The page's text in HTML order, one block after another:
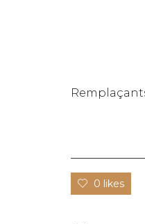
0 likes